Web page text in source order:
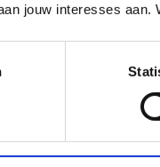
jouw interesses